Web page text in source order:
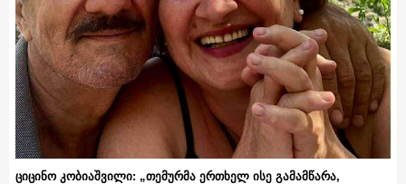
ციცინო კობიაშვილი: „თემურმა ერთხელ ისე გამამწარა,